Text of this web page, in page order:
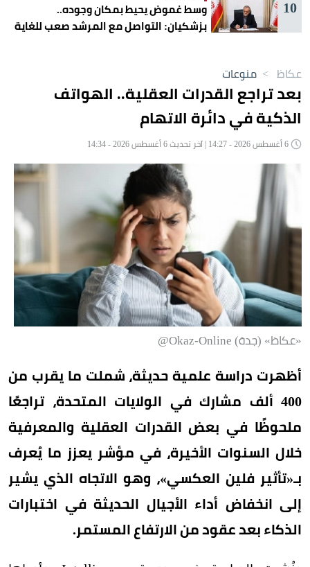
10
وسط غموض يحيط بمكان وجوده..
بزشكيان: التواصل مع المرشد صعب للغاية
عكاظ > منوعات
بعد تراجع القدرات العقلية.. الهواتف
الذكية في دائرة الاتهام
«عكاظ» (جدة) Okaz-Online@
أظهرت دراسة علمية حديثة، شملت ما يقرب من
400 ألف مشارك في الولايات المتحدة، تراجعًا
ملحوظًا في بعض القدرات العقلية والمعرفية
خلال السنوات الأخيرة، في مؤشر يعزز ما يُعرف
بـ«تأثير فلين العكسي»، وهو الاتجاه الذي يشير
إلى انخفاض أداء الأجيال الحديثة في اختبارات
الذكاء بعد عقود من الارتفاع المستمر.